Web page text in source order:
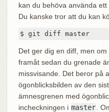
kan du behöva använda
Du kanske tror att du kan
$ git diff master
Det ger dig en diff, men om
framåt sedan du grenade
missvisande. Det beror på
ögonblicksbilden av den
ämnesgrenen med
incheckningen i master .